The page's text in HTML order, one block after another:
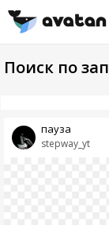
Поиск по
stepway_yt
пауза